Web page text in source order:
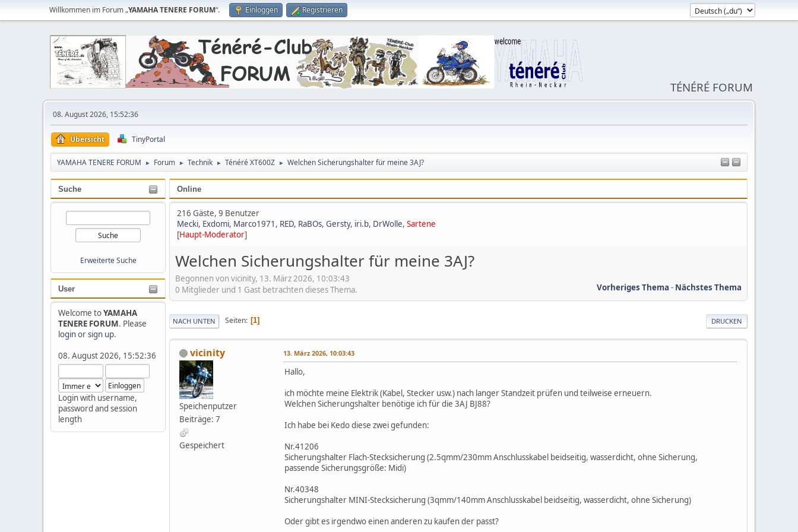
Willkommen im Forum „YAMAHA TENERE FORUM“. Einloggen Registrieren
TÉNÉRÉ FORUM
08. August 2026, 15:52:36
Übersicht TinyPortal
YAMAHA TENERE FORUM ► Forum ► Technik ► Ténéré XT600Z ► Welchen Sicherungshalter für meine 3AJ?
Suche
Erweiterte Suche
User
Welcome toYAMAHA
TENERE FORUM. Please
loginorsign up.
08. August 2026, 15:52:36
Login with username,
password and session
length
Online
216 Gäste, 9 Benutzer
Mecki, Exdomi, Marco1971 , RED, RaBOs, Gersty, iri.b, DrWolle, Sartene
[Haupt-Moderator]
Welchen Sicherungshalter für meine 3AJ?
Begonnen von vicinity, 13. März 2026, 10:03:43
Vorheriges Thema - Nächstes Thema
0 Mitglieder und 1 Gast betrachten dieses Thema.
DRUCKEN
NACH UNTEN Seiten 1
vicinity
Speichenputzer
Beiträge: 7
Gespeichert
13. März 2026, 10:03:43
Hallo,
ich möchte meine Elektrik (Kabel, Stecker usw.) nach langer Standzeit prüfen und teilweise erneuern.
Welchen Sicherungshalter benötige ich für die 3AJ BJ88?
Ich habe bei Kedo diese zwei gefunden:
Nr.41206
Sicherungshalter Flach-Stecksicherung (2.5qmm/230mm Anschlusskabel beidseitig, wasserdicht, ohne Sicherung,
passende Sicherungsgröße: Midi)
Nr.40348
Sicherungshalter MINI-Stecksicherung (3qmm/140mm Anschlusskabel beidseitig, wasserdicht, ohne Sicherung)
Oder gibt es irgendwo einen anderen zu kaufen der passt?